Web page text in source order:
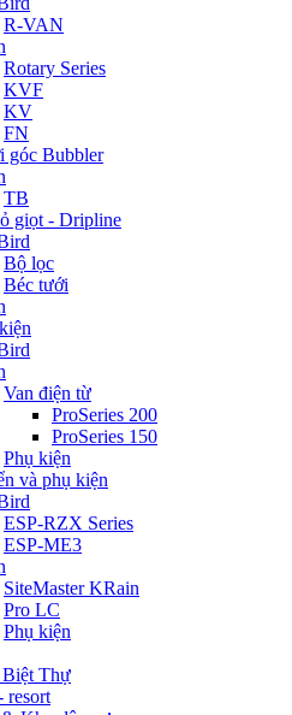
R-VAN
Rotary Series
KVF
KV
FN
góc Bubbler
TB
giọt - Dripline
Bộ lọc
Béc tưới
Van điện từ
ProSeries 200
ProSeries 150
Phụ kiện
và phụ kiện
ESP-RZX Series
ESP-ME3
SiteMaster KRain
Pro LC
Phụ kiện
Thự
resort